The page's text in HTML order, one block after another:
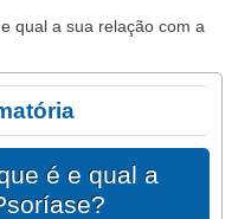
qual a sua relação com a
é e qual a